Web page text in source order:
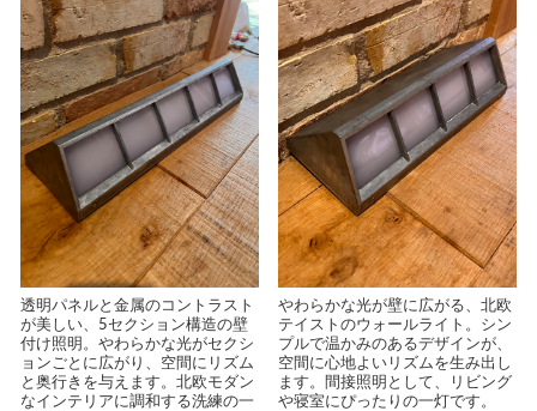
透明パネルと金属のコントラスト
が美しい、5セクション構造の壁
付け照明。やわらかな光がセクシ
ョンごとに広がり、空間にリズム
と奥行きを与えます。北欧モダン
なインテリアに調和する洗練の一
やわらかな光が壁に広がる、北欧
テイストのウォールライト。シン
プルで温かみのあるデザインが、
空間に心地よいリズムを生み出し
ます。間接照明として、リビング
や寝室にぴったりの一灯です。